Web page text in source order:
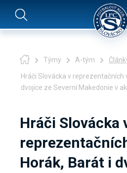
Týmy A-tým
Hráči Slovácka v reprezentačních
dvojice ze Severní Makedonie v
Hráči Slovácka
Horák, Barát i